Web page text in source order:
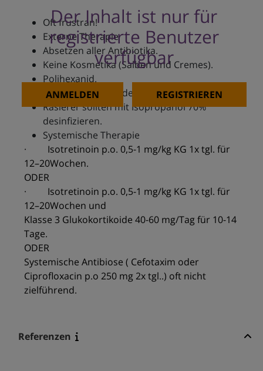
Der Inhalt ist nur für
registrierte Benutzer
verfügbar
ANMELDEN REGISTRIEREN
Oft frustran!
Externe Therapie
Absetzen aller Antibiotika.
Keine Kosmetika (Salben und Cremes).
Polihexanid.
Reinigung mit Syndets.
Rasierer sollten mit Isopropanol 70%
desinfizieren.
Systemische Therapie
· Isotretinoin p.o. 0,5-1 mg/kg KG 1x tgl. für
12–20Wochen.
ODER
· Isotretinoin p.o. 0,5-1 mg/kg KG 1x tgl. für
12–20Wochen und
Klasse 3 Glukokortikoide 40-60 mg/Tag für 10-14
Tage.
ODER
Systemische Antibiose ( Cefotaxim oder
Ciprofloxacin p.o 250 mg 2x tgl..) oft nicht
zielführend.
Referenzen